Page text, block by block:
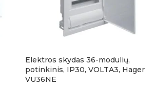
Elektros skydas 36-modulių,
potinkinis, IP30, VOLTA3, Hager
VU36NE